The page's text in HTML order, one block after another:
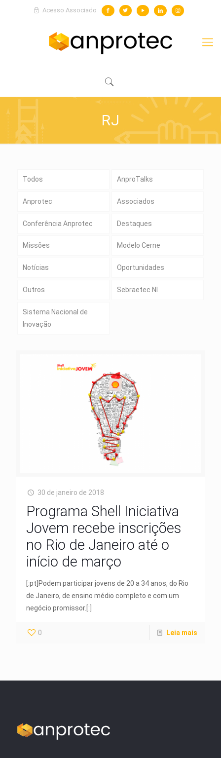
Acesso Associado
RJ
Todos AnproTalks
Anprotec Associados
Conferência Anprotec Destaques
Missões Modelo Cerne
Notícias Oportunidades
Outros Sebraetec NI
Sistema Nacional de
Inovação
30 de janeiro de 2018
Programa Shell Iniciativa
Jovem recebe inscrições
no Rio de Janeiro até o
início de março
[:pt]Podem participar jovens de 20 a 34 anos, do Rio
de Janeiro, de ensino médio completo e com um
negócio promissor.[:]
0 Leia mais